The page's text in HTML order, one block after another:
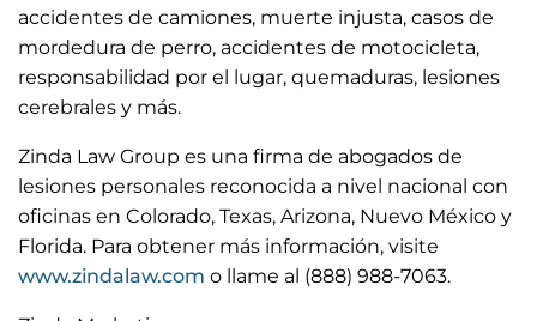
accidentes de camiones, muerte injusta, casos de
mordedura de perro, accidentes de motocicleta,
responsabilidad por el lugar, quemaduras, lesiones
cerebrales y más.
Zinda Law Group es una firma de abogados de
lesiones personales reconocida a nivel nacional con
oficinas en Colorado, Texas, Arizona, Nuevo México y
Florida. Para obtener más información, visite
www.zindalaw.com o llame al (888) 988-7063.